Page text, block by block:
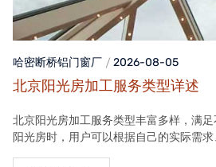
哈密断桥铝门窗厂 2026-08-05
北京阳光房加工服务类型详述
北京阳光房加工服务类型丰富多样，满
阳光房时，用户可以根据自己的实际需